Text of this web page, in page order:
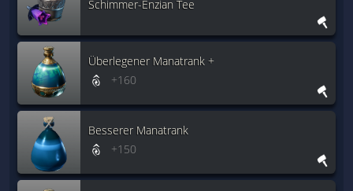
Schimmer-Enzian Tee
Überlegener Manatrank +
+160
Besserer Manatrank
+150